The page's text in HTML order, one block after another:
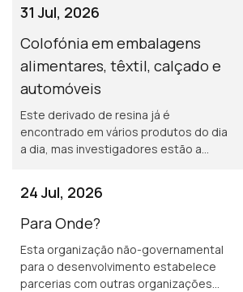
31 Jul, 2026
Colofónia em embalagens
alimentares, têxtil, calçado e
automóveis
Este derivado de resina já é
encontrado em vários produtos do dia
a dia, mas investigadores estão a
para automóveis.
24 Jul, 2026
Para Onde?
Esta organização não-governamental
para o desenvolvimento estabelece
parcerias com outras organizações